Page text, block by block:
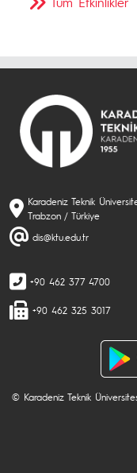
Karadeniz Teknik
Trabzon / Türkiye
dis@ktu.edu.tr
+90 462 377 4700
+90 462 325 3017
© Karadeniz Teknik